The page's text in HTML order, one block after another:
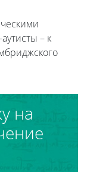
– к
на